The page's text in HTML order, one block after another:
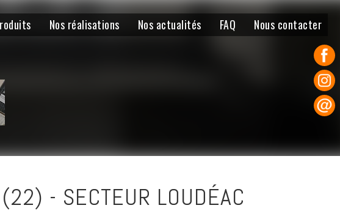
Nos réalisations Nos actualités FAQ Nous contacter
- SECTEUR LOUDÉAC